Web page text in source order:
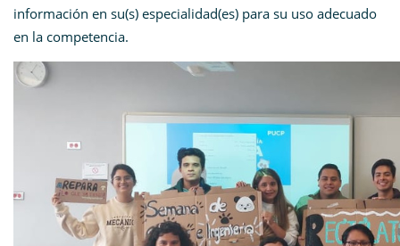
información en su(s) especialidad(es) para su uso adecuado
en la competencia.